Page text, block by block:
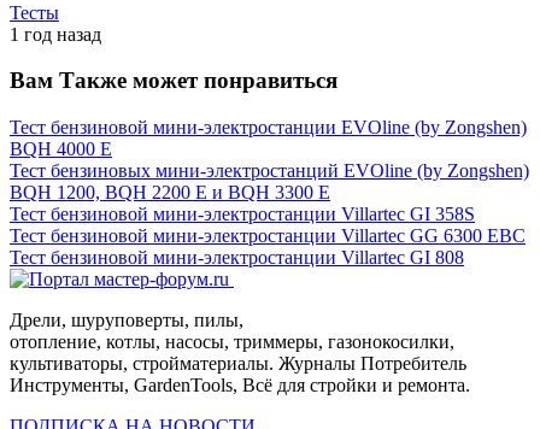
Тесты
1 год назад
Вам Также может понравиться
Тест бензиновой мини-электростанции EVOline (by Zongshen)
BQH 4000 E
Тест бензиновых мини-электростанций EVOline (by Zongshen)
BQH 1200, BQH 2200 E и BQH 3300 E
Тест бензиновой мини-электростанции Villartec GI 358S
Тест бензиновой мини-электростанции Villartec GG 6300 EBC
Тест бензиновой мини-электростанции Villartec GI 808
Дрели, шуруповерты, пилы,
отопление, котлы, насосы, триммеры, газонокосилки,
культиваторы, стройматериалы. Журналы Потребитель
Инструменты, GardenTools, Всё для стройки и ремонта.